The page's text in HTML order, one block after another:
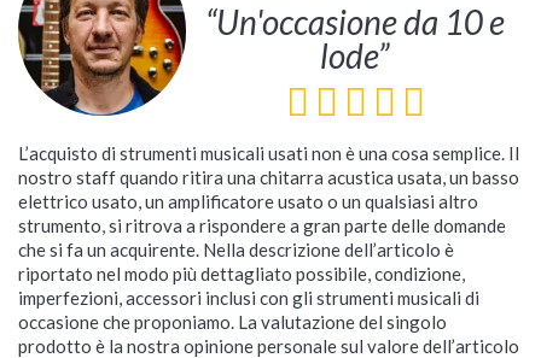
“Un'occasione da 10 e
lode”
L’acquisto di strumenti musicali usati non è una cosa semplice. Il
nostro staff quando ritira una chitarra acustica usata, un basso
elettrico usato, un amplificatore usato o un qualsiasi altro
strumento, si ritrova a rispondere a gran parte delle domande
che si fa un acquirente. Nella descrizione dell’articolo è
riportato nel modo più dettagliato possibile, condizione,
imperfezioni, accessori inclusi con gli strumenti musicali di
occasione che proponiamo. La valutazione del singolo
prodotto è la nostra opinione personale sul valore dell’articolo